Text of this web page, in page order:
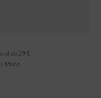
ab 29 €
MwSt.